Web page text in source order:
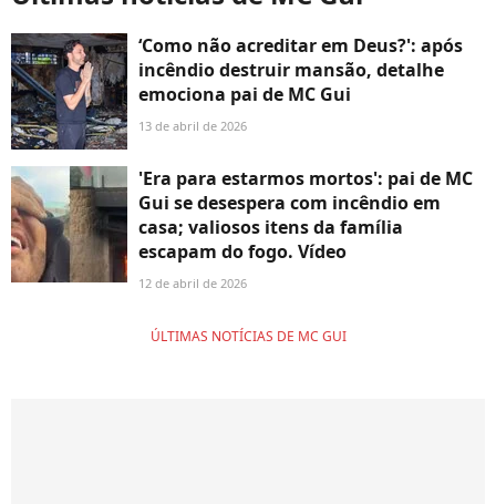
‘Como não acreditar em Deus?': após
incêndio destruir mansão, detalhe
emociona pai de MC Gui
13 de abril de 2026
'Era para estarmos mortos': pai de MC
Gui se desespera com incêndio em
casa; valiosos itens da família
escapam do fogo. Vídeo
12 de abril de 2026
ÚLTIMAS NOTÍCIAS DE MC GUI